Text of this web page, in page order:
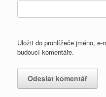
Uložit do prohlížeče jméno, e-
budoucí komentáře.